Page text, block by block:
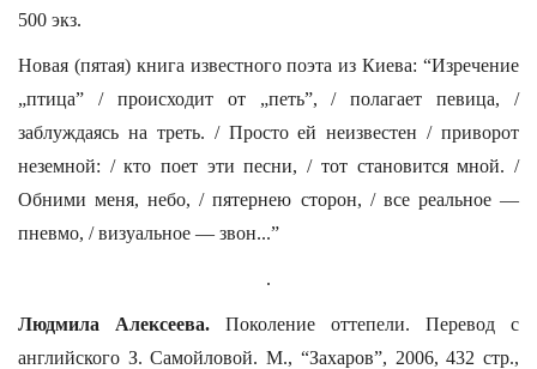
500 экз.
Новая (пятая) книга известного поэта из Киева: “Изречение
„птица” / происходит от „петь”, / полагает певица, /
заблуждаясь на треть. / Просто ей неизвестен / приворот
неземной: / кто поет эти песни, / тот становится мной. /
Обними меня, небо, / пятернею сторон, / все реальное —
пневмо, / визуальное — звон...”
.
Людмила Алексеева. Поколение оттепели. Перевод с
английского З. Самойловой. М., “Захаров”, 2006, 432 стр.,